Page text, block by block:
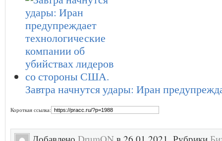
Завтра начнутся удары: Иран
Короткая ссылка: